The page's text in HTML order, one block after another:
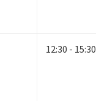
12:30 - 15:30